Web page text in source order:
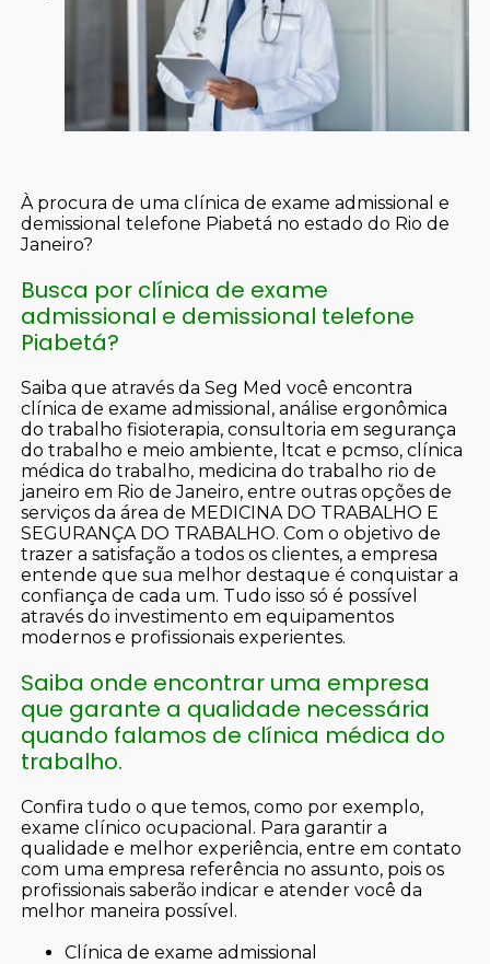
À procura de uma clínica de exame admissional e
demissional telefone Piabetá no estado do Rio de
Janeiro?
Busca por clínica de exame
admissional e demissional telefone
Piabetá?
Saiba que através da Seg Med você encontra
clínica de exame admissional, análise ergonômica
do trabalho fisioterapia, consultoria em segurança
do trabalho e meio ambiente, ltcat e pcmso, clínica
médica do trabalho, medicina do trabalho rio de
janeiro em Rio de Janeiro, entre outras opções de
serviços da área de MEDICINA DO TRABALHO E
SEGURANÇA DO TRABALHO. Com o objetivo de
trazer a satisfação a todos os clientes, a empresa
entende que sua melhor destaque é conquistar a
confiança de cada um. Tudo isso só é possível
através do investimento em equipamentos
modernos e profissionais experientes.
Saiba onde encontrar uma empresa
que garante a qualidade necessária
quando falamos de clínica médica do
trabalho.
Confira tudo o que temos, como por exemplo,
exame clínico ocupacional. Para garantir a
qualidade e melhor experiência, entre em contato
com uma empresa referência no assunto, pois os
profissionais saberão indicar e atender você da
melhor maneira possível.
clínica de exame admissional